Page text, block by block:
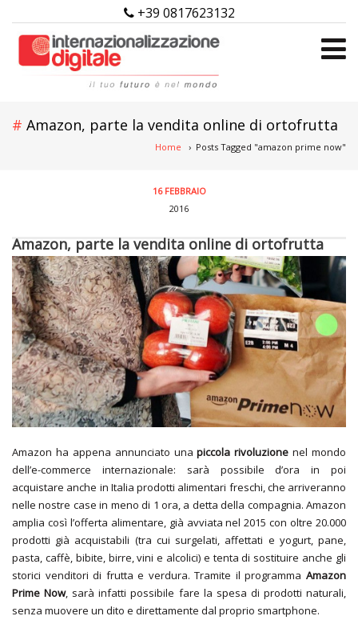
+39 0817623132
Amazon, parte la vendita online di ortofrutta
Home › Posts Tagged "amazon prime now"
16 FEBBRAIO
2016
Amazon, parte la vendita online di ortofrutta
Amazon ha appena annunciato una piccola rivoluzionenel mondo
dell’e-commerce internazionale: sarà possibile d’ora in poi
acquistare anche in Italia prodotti alimentari freschi, che arriveranno
nelle nostre case in meno di 1 ora, a detta della compagnia. Amazon
amplia così l’offerta alimentare, già avviata nel 2015 con oltre 20.000
prodotti già acquistabili (tra cui surgelati, affettati e yogurt, pane,
pasta, caffè, bibite, birre, vini e alcolici) e tenta di sostituire anche gli
storici venditori di frutta e verdura. Tramite il programma Amazon
Prime Now, sarà infatti possibile fare la spesa di prodotti naturali,
senza muovere un dito e direttamente dal proprio smartphone.